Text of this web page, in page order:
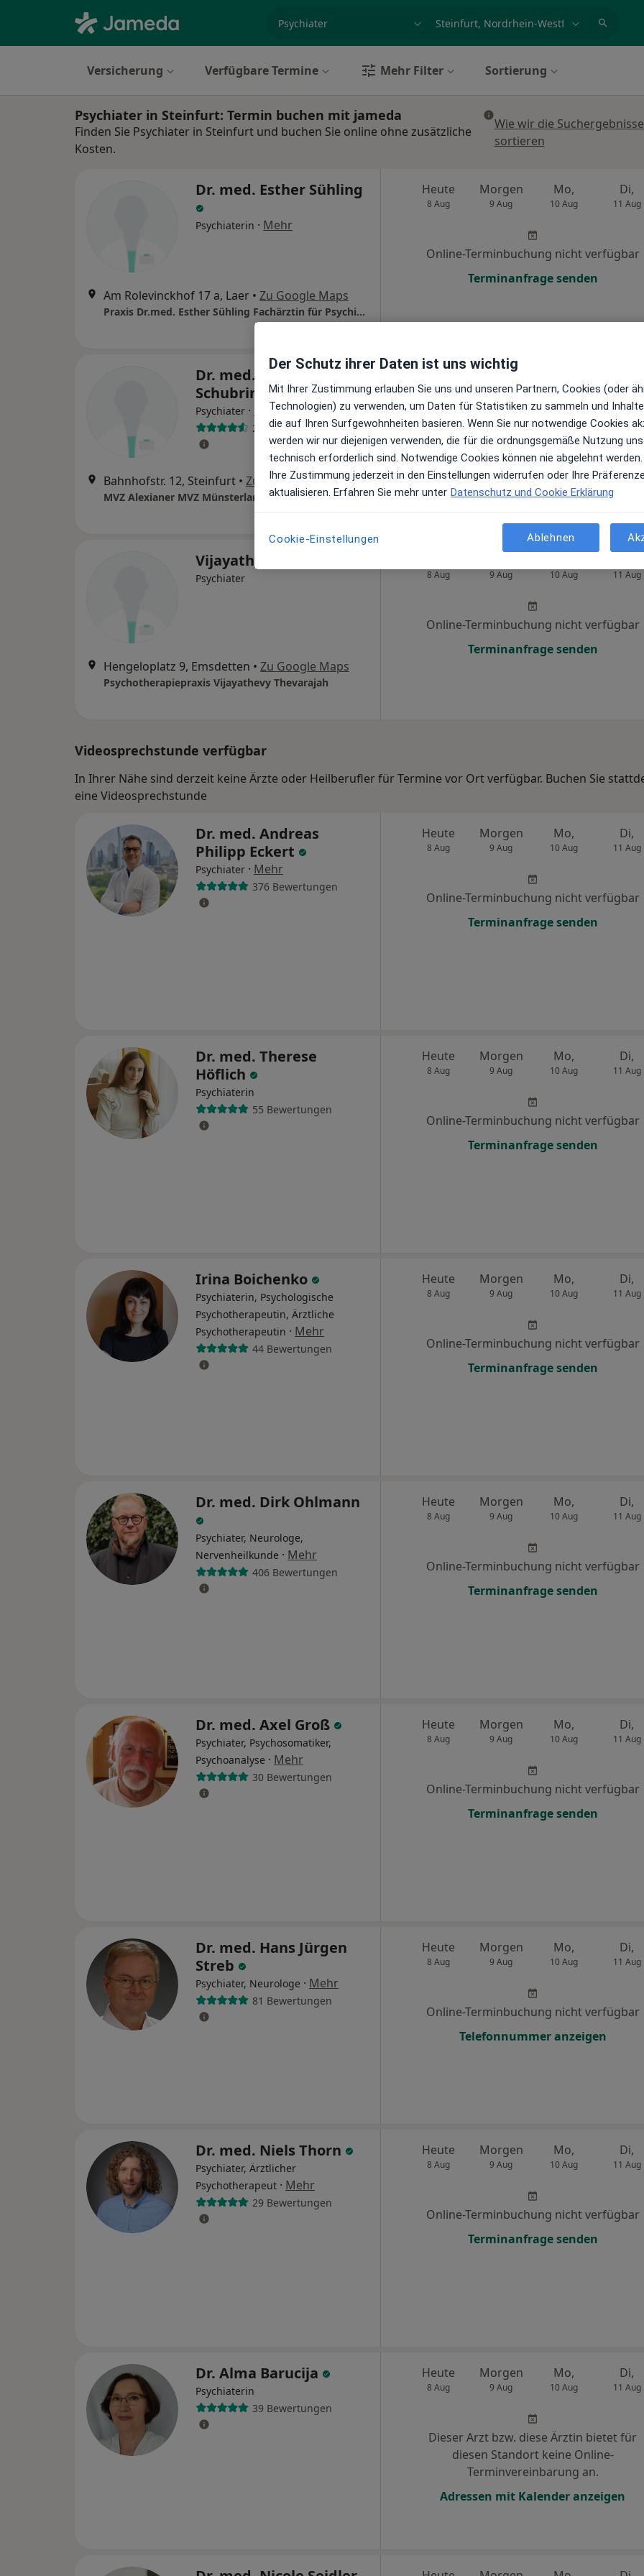
Versicherung Verfügbare Termine Mehr Filter Sortierung
Psychiater in Steinfurt: Termin buchen mit jameda
Finden Sie Psychiater in Steinfurt und buchen Sie online ohne zusätzliche
Kosten.
Wie wir die Suchergebnisse
sortieren
Dr. med. Esther Sühling
Psychiaterin · Mehr
Am Rolevinckhof 17 a, Laer • Zu Google Maps
Praxis Dr.med. Esther Sühling Fachärztin für Psychiatrie und Psychotherapie
Heute
8 Aug
Morgen
9 Aug
Mo,
10 Aug
Di,
11 Aug
Online-Terminbuchung nicht verfügbar
Terminanfrage senden
Dr. med. Matthias
Schubring
Psychiater · Mehr
23 Bewertungen
Bahnhofstr. 12, Steinfurt • Zu Google Maps
MVZ Alexianer MVZ Münsterland GmbH Praxis Steinfurt
8 Aug
Morgen
9 Aug 10 Aug 11 Aug
Online-Terminbuchung nicht verfügbar
Terminanfrage senden
Vijayathevy Thevarajah
Psychiater
Hengeloplatz 9, Emsdetten • Zu Google Maps
Psychotherapiepraxis Vijayathevy Thevarajah
8 Aug 9 Aug 10 Aug 11 Aug
Online-Terminbuchung nicht verfügbar
Terminanfrage senden
Videosprechstunde verfügbar
In Ihrer Nähe sind derzeit keine Ärzte oder Heilberufler für Termine vor Ort verfügbar. Buchen Sie
eine Videosprechstunde
Dr. med. Andreas
Philipp Eckert
Psychiater · Mehr
376 Bewertungen
Heute
8 Aug
Morgen
9 Aug
Mo,
10 Aug
Di,
11 Aug
Online-Terminbuchung nicht verfügbar
Terminanfrage senden
Dr. med. Therese
Höflich
Psychiaterin
55 Bewertungen
Heute
8 Aug
Morgen
9 Aug
Mo,
10 Aug
Di,
11 Aug
Online-Terminbuchung nicht verfügbar
Terminanfrage senden
Irina Boichenko
Psychiaterin, Psychologische
Psychotherapeutin, Ärztliche
Psychotherapeutin · Mehr
44 Bewertungen
Heute
8 Aug
Morgen
9 Aug
Mo,
10 Aug
Di,
11 Aug
Online-Terminbuchung nicht verfügbar
Terminanfrage senden
Dr. med. Dirk Ohlmann
Psychiater, Neurologe,
Nervenheilkunde · Mehr
406 Bewertungen
Heute
8 Aug
Morgen
9 Aug
Mo,
10 Aug
Di,
11 Aug
Online-Terminbuchung nicht verfügbar
Terminanfrage senden
Dr. med. Axel Groß
Psychiater, Psychosomatiker,
Psychoanalyse · Mehr
30 Bewertungen
Heute
8 Aug
Morgen
9 Aug
Mo,
10 Aug
Di,
11 Aug
Online-Terminbuchung nicht verfügbar
Terminanfrage senden
Dr. med. Hans Jürgen
Streb
Psychiater, Neurologe · Mehr
81 Bewertungen
Heute
8 Aug
Morgen
9 Aug
Mo,
10 Aug
Di,
11 Aug
Online-Terminbuchung nicht verfügbar
Telefonnummer anzeigen
Dr. med. Niels Thorn
Psychiater, Ärztlicher
Psychotherapeut · Mehr
29 Bewertungen
Heute
8 Aug
Morgen
9 Aug
Mo,
10 Aug
Di,
11 Aug
Online-Terminbuchung nicht verfügbar
Terminanfrage senden
Dr. Alma Barucija
Psychiaterin
39 Bewertungen
Heute
8 Aug
Morgen
9 Aug
Mo,
10 Aug
Di,
11 Aug
Dieser Arzt bzw. diese Ärztin bietet für
diesen Standort keine Online-
Terminvereinbarung an.
Adressen mit Kalender anzeigen
Der Schutz ihrer Daten ist uns wichtig
Mit Ihrer Zustimmung erlauben Sie uns und unseren Partnern, Cookies (oder
Technologien) zu verwenden, um Daten für Statistiken zu sammeln und
die auf Ihren Surfgewohnheiten basieren. Wenn Sie nur notwendige Cookies
werden wir nur diejenigen verwenden, die für die ordnungsgemäße Nutzung
technisch erforderlich sind. Notwendige Cookies können nie abgelehnt werden.
Ihre Zustimmung jederzeit in den Einstellungen widerrufen oder Ihre
aktualisieren. Erfahren Sie mehr unter Datenschutz und Cookie Erklärung
Cookie-Einstellungen Ablehnen